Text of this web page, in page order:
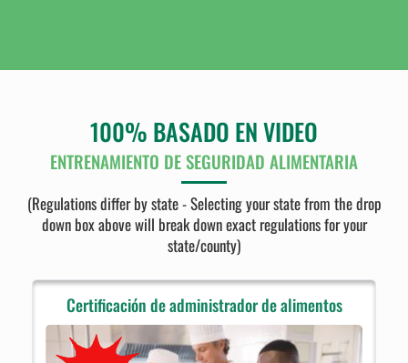
100% BASADO EN VIDEO
ENTRENAMIENTO DE SEGURIDAD ALIMENTARIA
(Regulations differ by state - Selecting your state from the drop
down box above will break down exact regulations for your
state/county)
Certificación de administrador de alimentos